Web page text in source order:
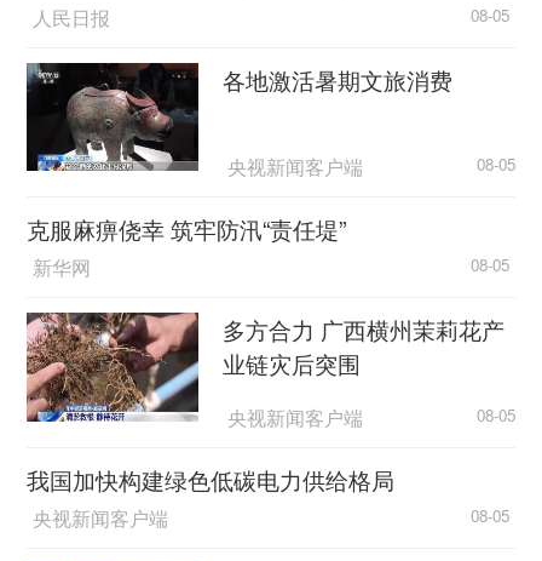
人民日报 08-05
各地激活暑期文旅消费
央视新闻客户端 08-05
克服麻痹侥幸 筑牢防汛“责任堤”
新华网 08-05
多方合力 广西横州茉莉花产
业链灾后突围
央视新闻客户端 08-05
我国加快构建绿色低碳电力供给格局
央视新闻客户端 08-05